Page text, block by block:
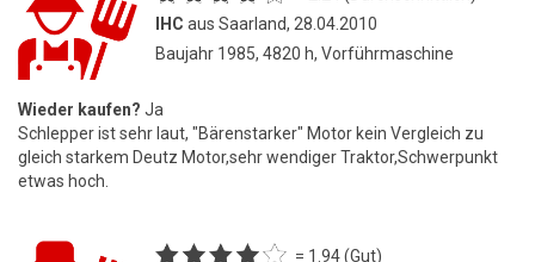
IHC aus Saarland, 28.04.2010
Baujahr 1985, 4820 h, Vorführmaschine
Wieder kaufen? Ja
Schlepper ist sehr laut, "Bärenstarker" Motor kein Vergleich zu
gleich starkem Deutz Motor,sehr wendiger Traktor,Schwerpunkt
etwas hoch.
= 1.94 (Gut)